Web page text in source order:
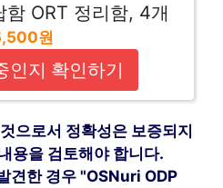
함 ORT 정리함, 4개
원
인지 확인하기
으로서 정확성은 보증되지
용을 검토해야 합니다.
견한 경우 "OSNuri ODP